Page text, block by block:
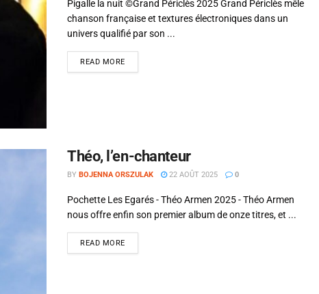
Pigalle la nuit ©Grand Périclès 2025 Grand Périclès mêle
chanson française et textures électroniques dans un
univers qualifié par son ...
READ MORE
Théo, l’en-chanteur
BY BOJENNA ORSZULAK 22 AOÛT 2025 0
Pochette Les Egarés - Théo Armen 2025 - Théo Armen
nous offre enfin son premier album de onze titres, et ...
READ MORE
fais, arrête d'être ce que tu n'es